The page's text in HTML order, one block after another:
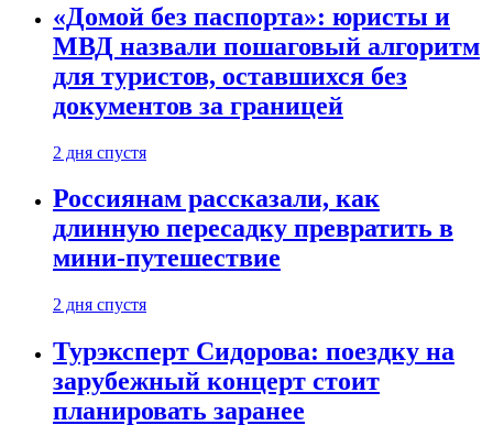
«Домой без паспорта»: юристы и
МВД назвали пошаговый алгоритм
для туристов, оставшихся без
документов за границей
2 дня спустя
Россиянам рассказали, как
длинную пересадку превратить в
мини-путешествие
2 дня спустя
Турэксперт Сидорова: поездку на
зарубежный концерт стоит
планировать заранее